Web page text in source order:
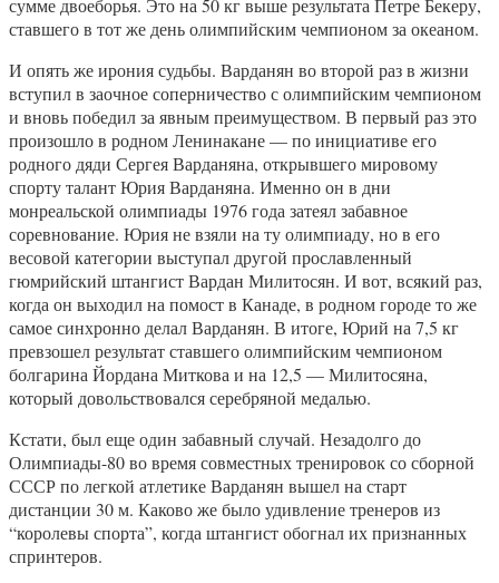
сумме двоеборья. Это на 50 кг выше результата Петре Бекеру,
ставшего в тот же день олимпийским чемпионом за океаном.
И опять же ирония судьбы. Варданян во второй раз в жизни
вступил в заочное соперничество с олимпийским чемпионом
и вновь победил за явным преимуществом. В первый раз это
произошло в родном Ленинакане — по инициативе его
родного дяди Сергея Варданяна, открывшего мировому
спорту талант Юрия Варданяна. Именно он в дни
монреальской олимпиады 1976 года затеял забавное
соревнование. Юрия не взяли на ту олимпиаду, но в его
весовой категории выступал другой прославленный
гюмрийский штангист Вардан Милитосян. И вот, всякий раз,
когда он выходил на помост в Канаде, в родном городе то же
самое синхронно делал Варданян. В итоге, Юрий на 7,5 кг
превзошел результат ставшего олимпийским чемпионом
болгарина Йордана Миткова и на 12,5 — Милитосяна,
который довольствовался серебряной медалью.
Кстати, был еще один забавный случай. Незадолго до
Олимпиады-80 во время совместных тренировок со сборной
СССР по легкой атлетике Варданян вышел на старт
дистанции 30 м. Каково же было удивление тренеров из
“королевы спорта”, когда штангист обогнал их признанных
спринтеров.